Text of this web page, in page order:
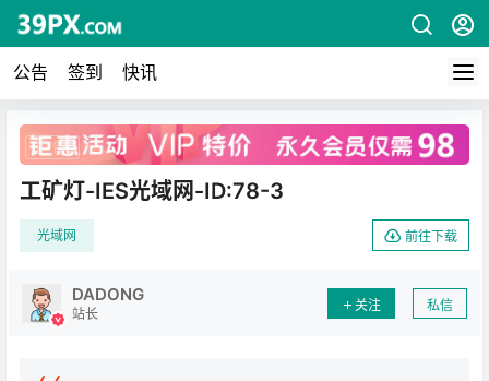
公告 签到 快讯
广告
工矿灯-IES光域网-ID:78-3
光域网 前往下载
DADONG
站长
关注 私信